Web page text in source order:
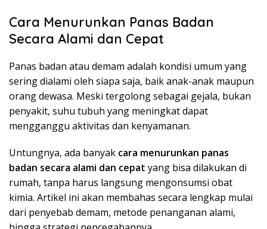
Cara Menurunkan Panas Badan
Secara Alami dan Cepat
Panas badan atau demam adalah kondisi umum yang
sering dialami oleh siapa saja, baik anak-anak maupun
orang dewasa. Meski tergolong sebagai gejala, bukan
penyakit, suhu tubuh yang meningkat dapat
mengganggu aktivitas dan kenyamanan.
Untungnya, ada banyak cara menurunkan panas
badan secara alami dan cepat yang bisa dilakukan di
rumah, tanpa harus langsung mengonsumsi obat
kimia. Artikel ini akan membahas secara lengkap mulai
dari penyebab demam, metode penanganan alami,